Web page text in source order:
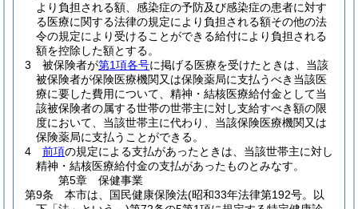
より負担される額、感染症の予防及び感染症の患者に対す
る医療に関する法律の規定により負担される額その他の法
令の規定により受けることができる給付により負担される
額を控除した額とする。
3
被保険者が第1項各号に掲げる医療を受けたときは、当該
被保険者が保険医療機関又は保険薬局に支払うべき当該医
療に要した費用について、精神・結核医療給付金として当
該被保険者の属する世帯の世帯主に対し支給すべき額の限
度において、当該世帯主に代わり、当該保険医療機関又は
保険薬局に支払うことができる。
4
前項の規定による支払があったときは、当該世帯主に対し
精神・結核医療給付金の支払があったものとみなす。
第5章
保健事業
第9条
本市は、国民健康保険法(昭和33年法律第192号。以